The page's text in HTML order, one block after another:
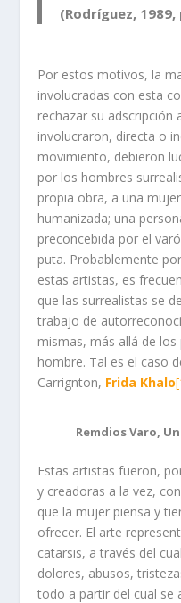
(Rodríguez, 1989,
Por estos motivos, la
involucradas con esta
rechazar su adscripción
involucraron, directa o
movimiento, debieron
por los hombres
propia obra, a una
humanizada; una
preconcebida por el
puta. Probablemente
estas artistas, es
que las surrealistas se
trabajo de
mismas, más allá de
hombre. Tal es el caso
Carrignton, Frida Khalo
Remdios Varo,
Estas artistas fueron,
y creadoras a la vez,
que la mujer piensa y
ofrecer. El arte
catarsis, a través del
dolores, abusos,
todo a partir del cual